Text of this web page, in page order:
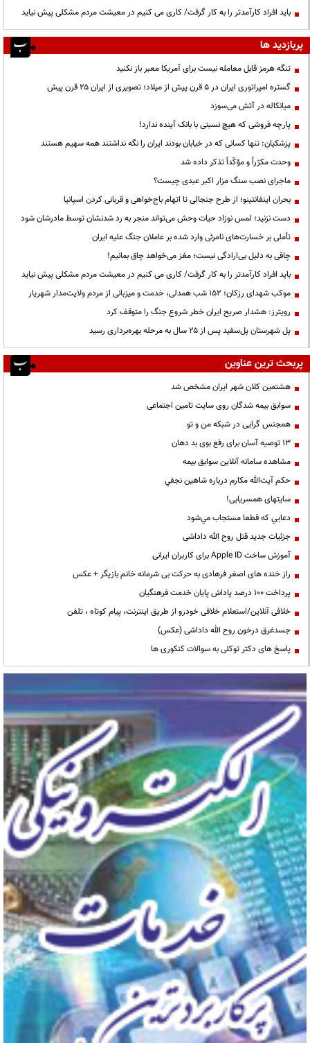
باید افراد کارآمدتر را به کار گرفت/ کاری می کنیم در معیشت مردم مشکلی پیش نیاید
پربازدید ها
تنگه هرمز قابل معامله نیست برای آمریکا معبر باز نکنید
گستره امپراتوری ایران در ۵ قرن پیش از میلاد؛ تصویری از ایران ۲۵ قرن پیش
میانکاله در آتش می‌سوزد
پارچه فروشی که هیچ نسبتی با بانک آینده ندارد!
پزشکیان: تنها کسانی که در خیابان بودند ایران را نگه نداشتند همه سهیم هستند
وحدت مکرّراً و مؤکّداً تذکر داده شد
ماجرای نصب سنگ مزار اکبر عبدی چیست؟
بحران اینفانتینو؛ از طرح جنجالی تا اتهام باج‌خواهی و قربانی کردن اسپانیا
دست نزنید؛ لمس نوزاد حیات وحش می‌تواند منجر به رد شدنشان توسط مادرشان شود
تأملی بر خسارت‌های نامرئی وارد شده بر عاملان جنگ علیه ایران
چاقی به دلیل بی‌ارادگی نیست؛ مغز می‌خواهد چاق بمانیم!
باید افراد کارآمدتر را به کار گرفت/ کاری می کنیم در معیشت مردم مشکلی پیش نیاید
موکب شهدای رزکان؛ ۱۵۲ شب همدلی، خدمت و میزبانی از مردم ولایت‌مدار شهریار
رویترز: هشدار صریح ایران خطر شروع جنگ را متوقف کرد
پل شهرستان پل‌سفید پس از ۲۵ سال به مرحله بهره‌برداری رسید
پربحث ترین عناوین
هشتمین کلان شهر ایران مشخص شد
سوابق بیمه شدگان روی سایت تامین اجتماعی
همجنس گرایی در شبکه من و تو
13 توصیه آسان برای رفع بوی بد دهان
مشاهده سامانه آنلاين سوابق بیمه
حكم آيت‌الله مكارم درباره شاهين نجفي
سایتهای همسریابی!
دعايي كه قطعا مستجاب مي‌شود
جزئیات جدید قتل روح الله داداشی
آموزش ساخت Apple ID برای کاربران ایرانی
راز خنده های اصغر فرهادی به حرکت بی شرمانه خانم بازیگر + عکس
پرداخت ۱۰۰ درصد پاداش پایان خدمت فرهنگیان
خلافی آنلاین/استعلام خلافی خودرو از طریق اینترنت، پیام کوتاه ، تلفن
جسدغرق درخون روح الله داداشی (عکس)
پاسخ های دکتر توکلی به سوالات کنکوری ها